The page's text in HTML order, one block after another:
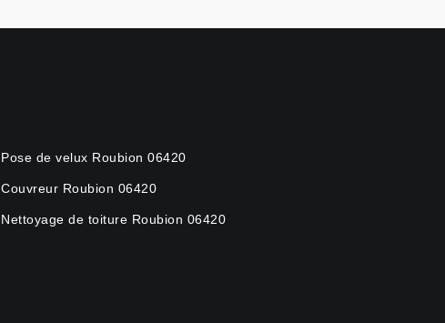
Pose de velux Roubion 06420
Couvreur Roubion 06420
Nettoyage de toiture Roubion 06420